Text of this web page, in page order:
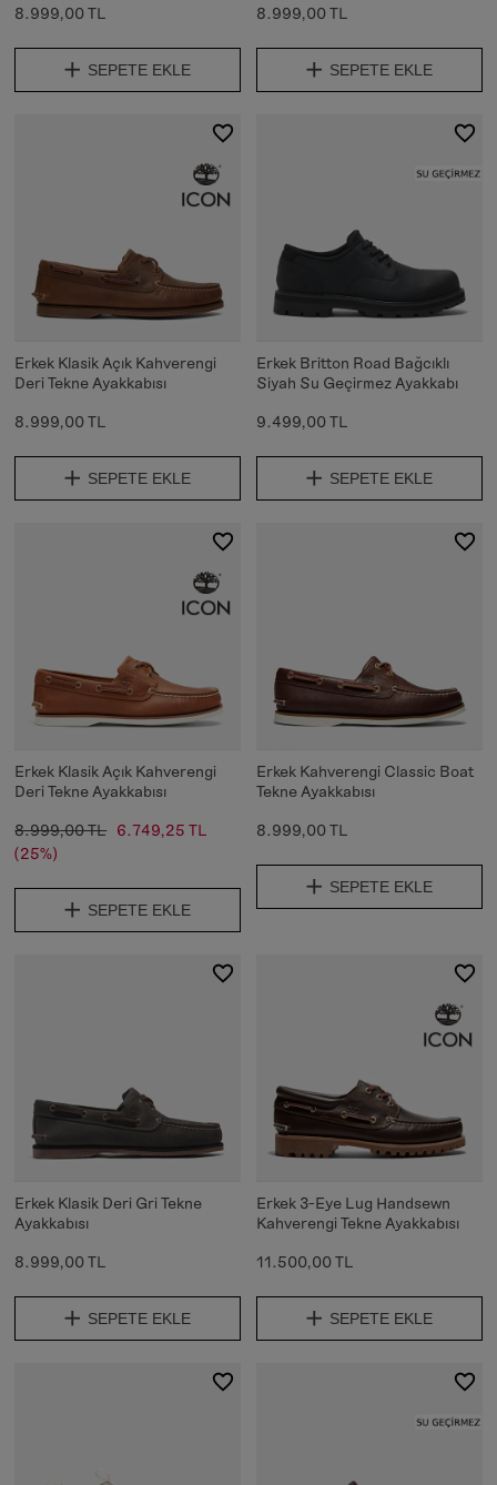
8.999,00 TL
SEPETE EKLE
8.999,00 TL
SEPETE EKLE
Erkek Klasik Açık Kahverengi
Deri Tekne Ayakkabısı
8.999,00 TL
SEPETE EKLE
Erkek Britton Road Bağcıklı
Siyah Su Geçirmez Ayakkabı
9.499,00 TL
SEPETE EKLE
Erkek Klasik Açık Kahverengi
Deri Tekne Ayakkabısı
8.999,00 TL 6.749,25 TL
(25%)
SEPETE EKLE
Erkek Kahverengi Classic Boat
Tekne Ayakkabısı
8.999,00 TL
SEPETE EKLE
Erkek Klasik Deri Gri Tekne
Ayakkabısı
8.999,00 TL
SEPETE EKLE
Erkek 3-Eye Lug Handsewn
Kahverengi Tekne Ayakkabısı
11.500,00 TL
SEPETE EKLE